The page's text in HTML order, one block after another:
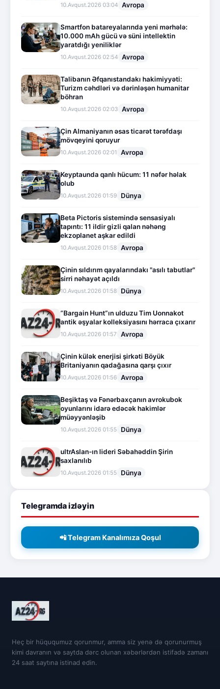
10.Avqust.2026 03:04 Avropa
Smartfon batareyalarında yeni mərhələ:
10.000 mAh gücü və süni intellektin
yaratdığı yeniliklər
10.Avqust.2026 02:54 Avropa
Talibanın Əfqanıstandakı hakimiyyəti:
Turizm cəhdləri və dərinləşən humanitar
böhran
10.Avqust.2026 02:03 Avropa
Çin Almaniyanın əsas ticarət tərəfdaşı
mövqeyini qoruyur
10.Avqust.2026 02:01 Avropa
Keyptaunda qanlı hücum: 11 nəfər həlak
olub
10.Avqust.2026 01:59 Dünya
Beta Pictoris sistemində sensasiyalı
tapıntı: 11 ildir gizli qalan nəhəng
ekzoplanet aşkar edildi
10.Avqust.2026 01:58 Avropa
Çinin sıldırım qayalarındakı "asılı tabutlar"
sirri nəhayət açıldı
10.Avqust.2026 01:58 Dünya
“Bargain Hunt”ın ulduzu Tim Uonnakot
antik əşyalar kolleksiyasını hərraca çıxarır
10.Avqust.2026 01:57 Avropa
Çinin külək enerjisi şirkəti Böyük
Britaniyanın qadağasına qarşı çıxır
10.Avqust.2026 01:56 Avropa
Beşiktaş və Fənərbaxçanın avrokubok
oyunlarını idarə edəcək hakimlər
müəyyənləşib
10.Avqust.2026 01:55 Dünya
ultrAslan-ın lideri Səbahəddin Şirin
saxlanılıb
10.Avqust.2026 01:55 Dünya
Telegramda izləyin
📲 Telegram Kanalımıza Qoşul
Heç bir hüququmuz qorunmur, amma siz yenə də qorunurmuş
kimi davranın və saytda dərc olunan xəbərlərdən istifadə zamanı
24 saat saytına istinad edin.